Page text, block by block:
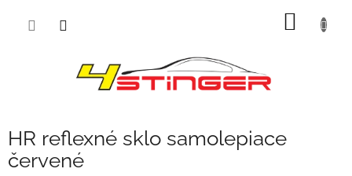
HR reflexné sklo samolepiace
červené